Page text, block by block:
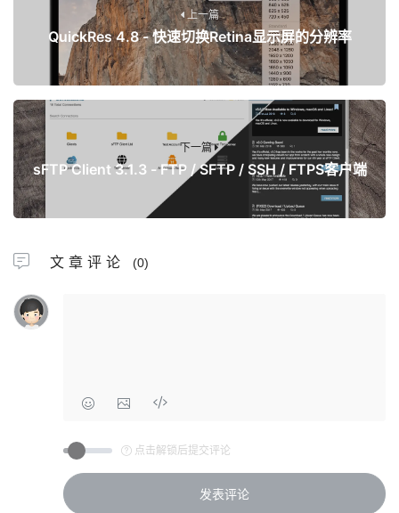
上一篇
QuickRes 4.8 - 快速切换Retina显示屏的分辨率
下一篇
sFTP Client 3.1.3 - FTP / SFTP / SSH / FTPS客户端
文章评论 (0)
点击解锁后提交评论